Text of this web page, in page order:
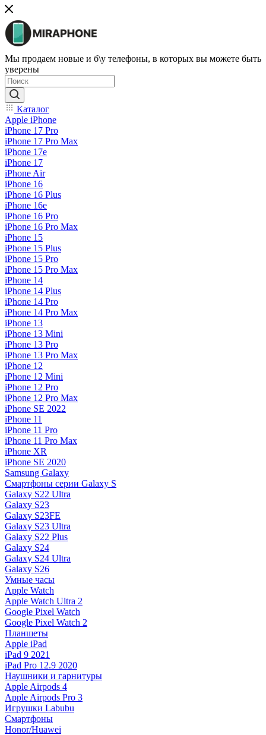
Мы продаем новые и б\у телефоны, в которых вы можете быть
уверены
Каталог
Apple iPhone
iPhone 17 Pro
iPhone 17 Pro Max
iPhone 17e
iPhone 17
iPhone Air
iPhone 16
iPhone 16 Plus
iPhone 16e
iPhone 16 Pro
iPhone 16 Pro Max
iPhone 15
iPhone 15 Plus
iPhone 15 Pro
iPhone 15 Pro Max
iPhone 14
iPhone 14 Plus
iPhone 14 Pro
iPhone 14 Pro Max
iPhone 13
iPhone 13 Mini
iPhone 13 Pro
iPhone 13 Pro Max
iPhone 12
iPhone 12 Mini
iPhone 12 Pro
iPhone 12 Pro Max
iPhone SE 2022
iPhone 11
iPhone 11 Pro
iPhone 11 Pro Max
iPhone XR
iPhone SE 2020
Samsung Galaxy
Смартфоны серии Galaxy S
Galaxy S22 Ultra
Galaxy S23
Galaxy S23FE
Galaxy S23 Ultra
Galaxy S22 Plus
Galaxy S24
Galaxy S24 Ultra
Galaxy S26
Умные часы
Apple Watch
Apple Watch Ultra 2
Google Pixel Watch
Google Pixel Watch 2
Планшеты
Apple iPad
iPad 9 2021
iPad Pro 12.9 2020
Наушники и гарнитуры
Apple Airpods 4
Apple Airpods Pro 3
Игрушки Labubu
Смартфоны
Honor/Huawei